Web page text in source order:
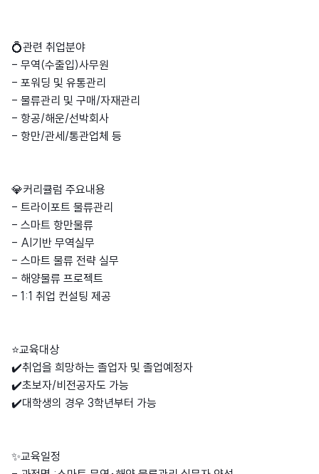
💍관련 취업분야
- 무역(수출입)사무원
- 포워딩 및 유통관리
- 물류관리 및 구매/자재관리
- 항공/해운/선박회사
- 항만/관세/통관업체 등
💎커리큘럼 주요내용
- 트라이포트 물류관리
- 스마트 항만물류
- AI기반 무역실무
- 스마트 물류 전략 실무
- 해양물류 프로젝트
- 1:1 취업 컨설팅 제공
⭐교육대상
✔️취업을 희망하는 졸업자 및 졸업예정자
✔️초보자/비전공자도 가능
✔️대학생의 경우 3학년부터 가능
✨교육일정